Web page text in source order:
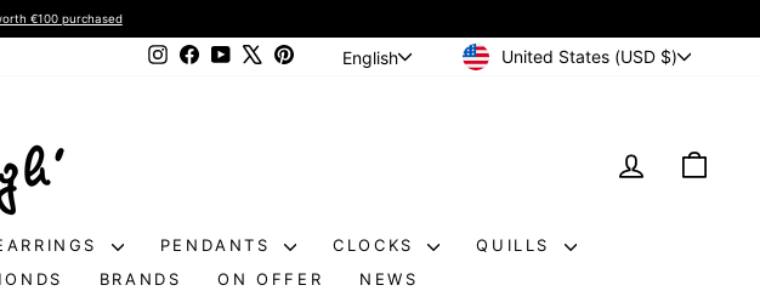
€100 purchased
InstagramFacebookYouTube PinterestLANGUAGE
English CURRENCY
United States (USD $)
LOG IN
PENDANTS CLOCKS
QUILLS
BRANDS ON OFFER NEWS